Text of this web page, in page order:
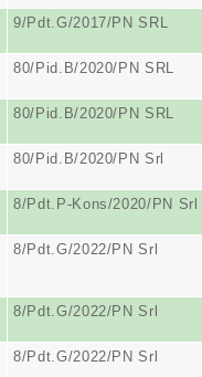
9/Pdt.G/2017/PN SRL
80/Pid.B/2020/PN SRL
80/Pid.B/2020/PN SRL
80/Pid.B/2020/PN Srl
8/Pdt.P-Kons/2020/PN Srl
8/Pdt.G/2022/PN Srl
8/Pdt.G/2022/PN Srl
8/Pdt.G/2022/PN Srl